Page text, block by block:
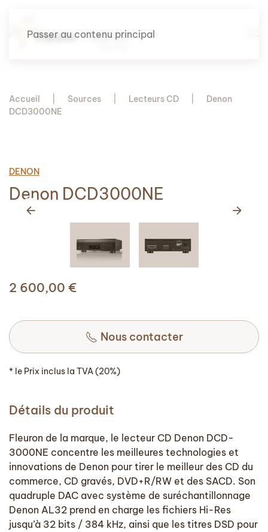
Passer au contenu principal
Accueil Sources Lecteurs CD
Denon
DCD3000NE
DENON
Denon DCD3000NE
2 600,00 €
Nous contacter
* le Prix inclus la TVA (20%)
Détails du produit
Fleuron de la marque, le lecteur CD Denon DCD-
3000NE concentre les meilleures technologies et
innovations de Denon pour tirer le meilleur des CD du
commerce, CD gravés, DVD+R/RW et des SACD. Son
quadruple DAC avec système de suréchantillonnage
Denon AL32 prend en charge les fichiers Hi-Res
jusqu’à 32 bits / 384 kHz, ainsi que les titres DSD pour